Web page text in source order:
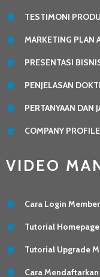
TESTIMONI
MARKETING PLAN
PRESENTASI
PENJELASAN
PERTANYAAN DAN
COMPANY PROFILE
VIDEO
Cara Login Member
Tutorial
Tutorial Upgrade
Cara